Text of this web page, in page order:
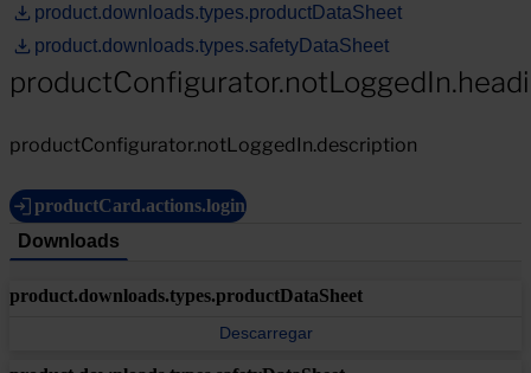
product.downloads.types.productDataSheet
product.downloads.types.safetyDataSheet
productConfigurator.notLoggedIn.description
productCard.actions.login
Downloads
product.downloads.types.productDataSheet
Descarregar